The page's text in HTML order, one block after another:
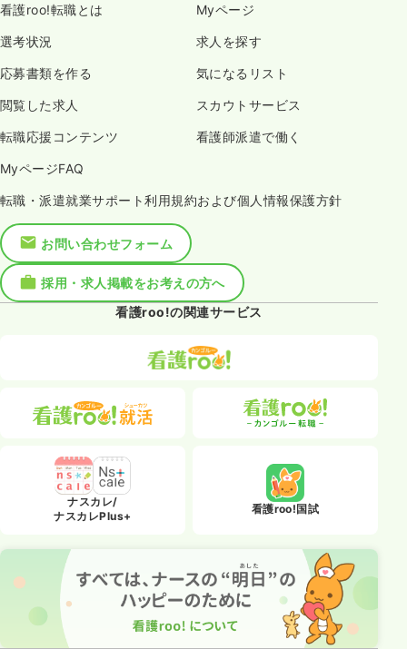
看護roo!転職とは Myページ
選考状況 求人を探す
応募書類を作る 気になるリスト
閲覧した求人 スカウトサービス
転職応援コンテンツ 看護師派遣で働く
MyページFAQ
転職・派遣就業サポート利用規約および個人情報保護方針
お問い合わせフォーム
採用・求人掲載をお考えの方へ
看護roo!の関連サービス
ナスカレ/
ナスカレPlus+
看護roo!国試